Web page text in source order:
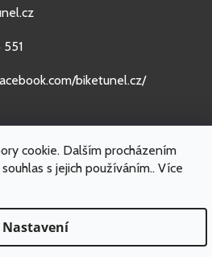
cookie. Dalším procházením
s jejich používáním.. Více
Nastavení
biketunel.cz/
Vytvořil Shoptet
. Všechna práva vyhrazena.